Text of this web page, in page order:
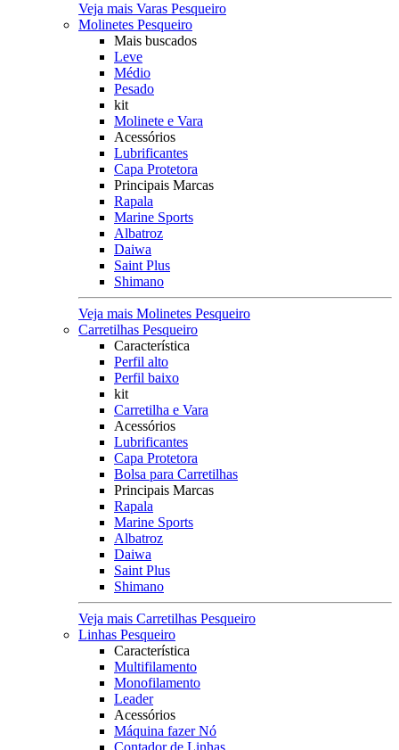
Veja mais Varas Pesqueiro
Molinetes Pesqueiro
Mais buscados
Leve
Médio
Pesado
kit
Molinete e Vara
Acessórios
Lubrificantes
Capa Protetora
Principais Marcas
Rapala
Marine Sports
Albatroz
Daiwa
Saint Plus
Shimano
Veja mais Molinetes Pesqueiro
Carretilhas Pesqueiro
Característica
Perfil alto
Perfil baixo
kit
Carretilha e Vara
Acessórios
Lubrificantes
Capa Protetora
Bolsa para Carretilhas
Principais Marcas
Rapala
Marine Sports
Albatroz
Daiwa
Saint Plus
Shimano
Veja mais Carretilhas Pesqueiro
Linhas Pesqueiro
Característica
Multifilamento
Monofilamento
Leader
Acessórios
Máquina fazer Nó
Contador de Linhas